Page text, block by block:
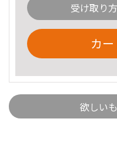
受け取り
カ
欲しい